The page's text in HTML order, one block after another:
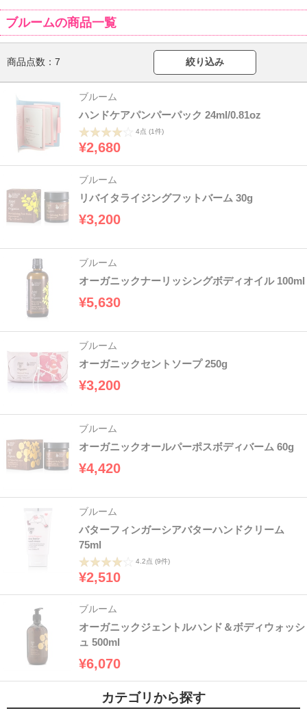
ブルームの商品一覧
商品点数： 7 絞り込み
ブルーム
ハンドケアパンパーパック 24ml/0.81oz
4点 (1件)
¥2,680
ブルーム
リバイタライジングフットバーム 30g
¥3,200
ブルーム
オーガニックナーリッシングボディオイル 100ml
¥5,630
ブルーム
オーガニックセントソープ 250g
¥3,200
ブルーム
オーガニックオールパーポスボディバーム 60g
¥4,420
ブルーム
バターフィンガーシアバターハンドクリーム
75ml
4.2点 (9件)
¥2,510
ブルーム
オーガニックジェントルハンド＆ボディウォッシ
ュ 500ml
¥6,070
カテゴリから探す